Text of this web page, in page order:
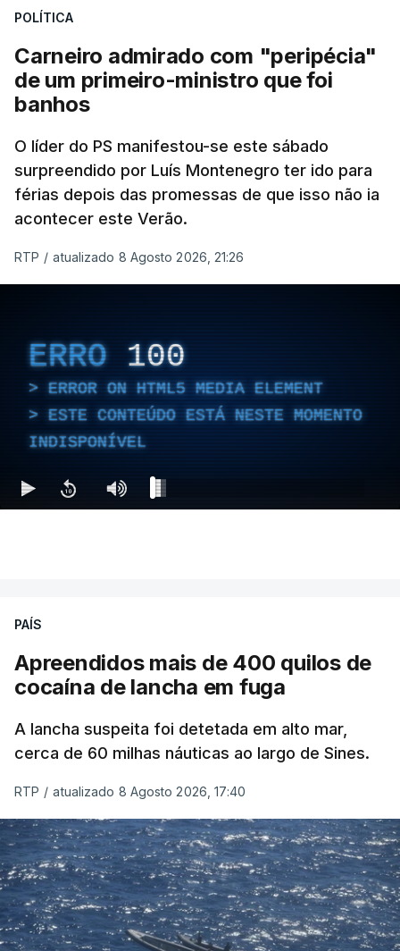
POLÍTICA
Carneiro admirado com "peripécia"
de um primeiro-ministro que foi
banhos
O líder do PS manifestou-se este sábado
surpreendido por Luís Montenegro ter ido para
férias depois das promessas de que isso não ia
acontecer este Verão.
RTP / atualizado 8 Agosto 2026, 21:26
ERRO 100
ERROR ON HTML5 MEDIA ELEMENT
ESTE CONTEÚDO ESTÁ NESTE MOMENTO
INDISPONÍVEL
PAÍS
Apreendidos mais de 400 quilos de
cocaína de lancha em fuga
A lancha suspeita foi detetada em alto mar,
cerca de 60 milhas náuticas ao largo de Sines.
RTP / atualizado 8 Agosto 2026, 17:40